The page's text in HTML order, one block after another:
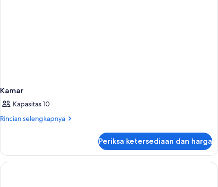
Kamar
Kapasitas 10
Rincian selengkapnya
Rincian
Kamar
Periksa ketersediaan dan harga